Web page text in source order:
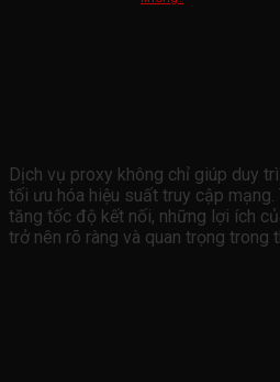
Dịch vụ proxy không chỉ giúp duy
tối ưu hóa hiệu suất truy cập
tăng tốc độ kết nối, những lợi ích
trở nên rõ ràng và quan trọng trong